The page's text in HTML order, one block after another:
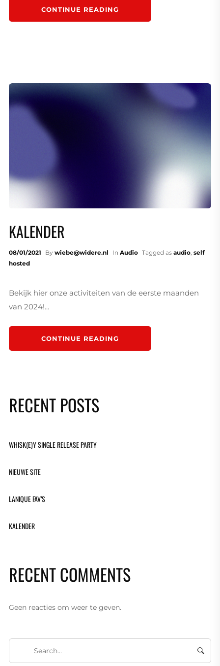
CONTINUE READING
KALENDER
08/01/2021 By wiebe@widere.nl In Audio Tagged as audio, self
hosted
Bekijk hier onze activiteiten van de eerste maanden
van 2024!...
CONTINUE READING
RECENT POSTS
WHISK(E)Y SINGLE RELEASE PARTY
NIEUWE SITE
LANIQUE FAV’S
KALENDER
RECENT COMMENTS
Geen reacties om weer te geven.